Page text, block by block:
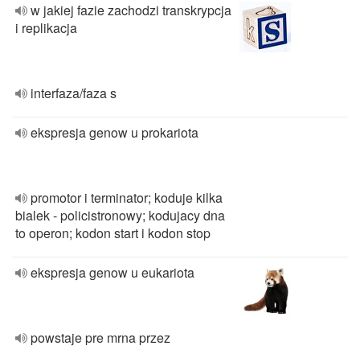
w jakiej fazie zachodzi transkrypcja
i replikacja
interfaza/faza s
ekspresja genow u prokariota
promotor i terminator; koduje kilka
bialek - policistronowy; kodujacy dna
to operon; kodon start i kodon stop
ekspresja genow u eukariota
powstaje pre mrna przez